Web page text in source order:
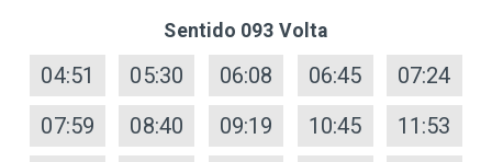
Sentido 093 Volta
04:51 05:30 06:08 06:45
07:24
07:59
08:40 09:19 10:45
11:53